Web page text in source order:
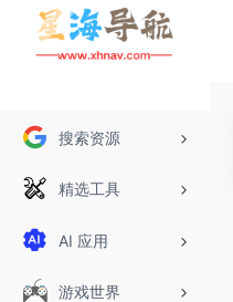
搜索资源
精选工具
AI 应用
游戏世界